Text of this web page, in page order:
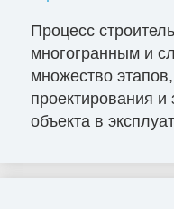
Процесс
многогранным и
множество
проектирования и
объекта в